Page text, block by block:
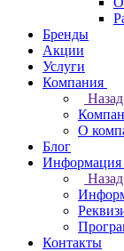
Бренды
Акции
Услуги
Компания
Назад
О
Блог
Информация
Назад
Контакты